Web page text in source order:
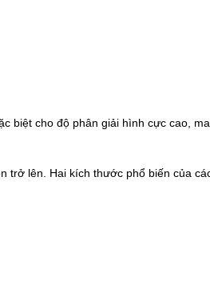
biệt cho độ phân giải hình cực cao,
trở lên. Hai kích thước phổ biến của